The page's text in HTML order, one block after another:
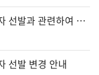
[공지] 2020학년도 교직과정 이수예정자 선발과 관련하여 알립니다.
선발 변경 안내